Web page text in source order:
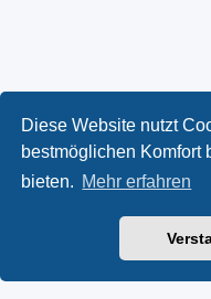
Diese Website nutzt
bestmöglichen Komfort
bieten. Mehr erfahren